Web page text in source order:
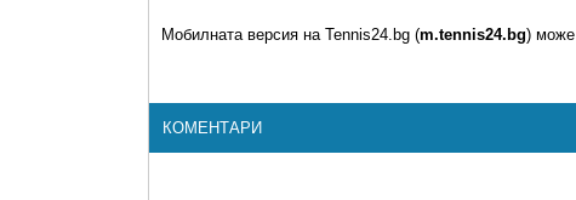
Мобилната версия на Tennis24.bg (m.tennis24.bg) може
КОМЕНТАРИ